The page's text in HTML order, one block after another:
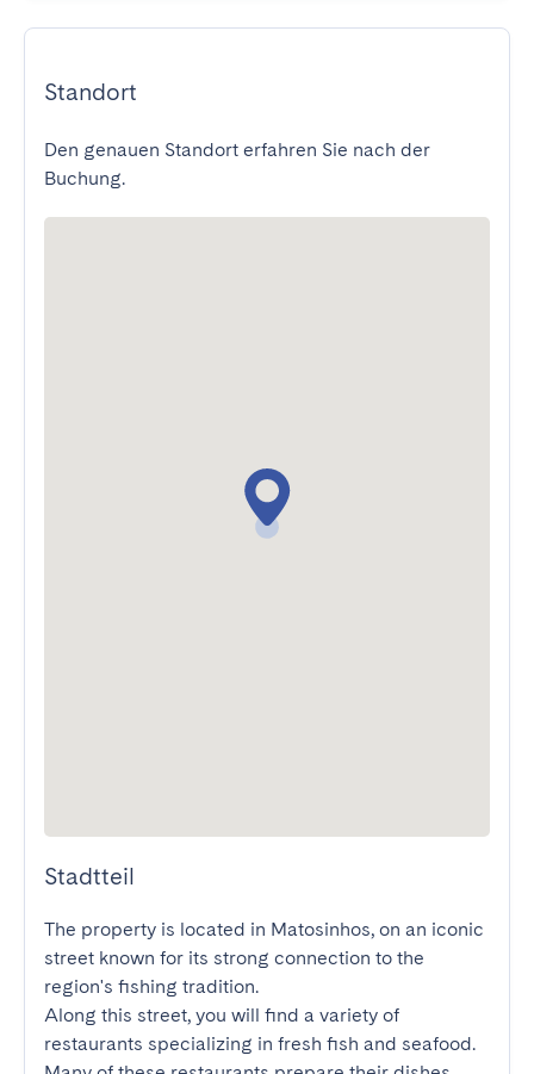
Standort
Den genauen Standort erfahren Sie nach der
Buchung.
Stadtteil
The property is located in Matosinhos, on an iconic
street known for its strong connection to the
region's fishing tradition.
Along this street, you will find a variety of
restaurants specializing in fresh fish and seafood.